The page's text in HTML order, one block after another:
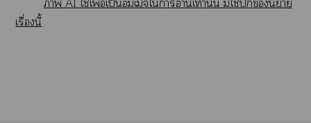
เรื่องนี้